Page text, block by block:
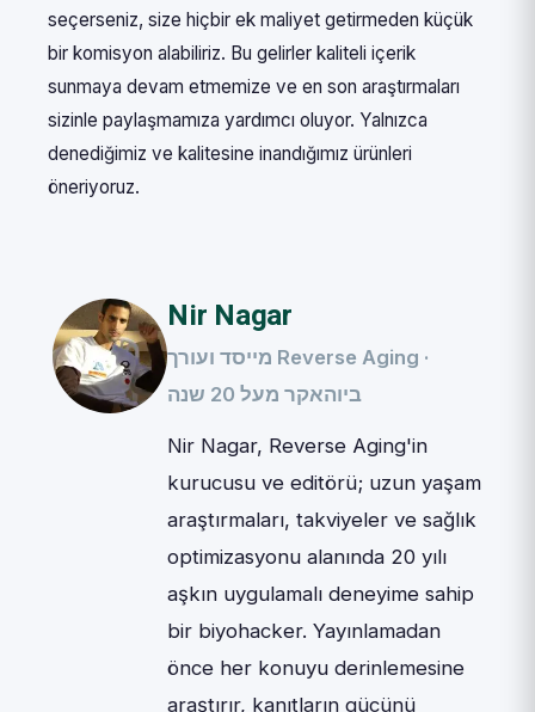
seçerseniz, size hiçbir ek maliyet getirmeden küçük
bir komisyon alabiliriz. Bu gelirler kaliteli içerik
sunmaya devam etmemize ve en son araştırmaları
sizinle paylaşmamıza yardımcı oluyor. Yalnızca
denediğimiz ve kalitesine inandığımız ürünleri
öneriyoruz.
Nir Nagar
מייסד ועורך Reverse Aging ·
ביוהאקר מעל 20 שנה
Nir Nagar, Reverse Aging'in
kurucusu ve editörü; uzun yaşam
araştırmaları, takviyeler ve sağlık
optimizasyonu alanında 20 yılı
aşkın uygulamalı deneyime sahip
bir biyohacker. Yayınlamadan
önce her konuyu derinlemesine
araştırır, kanıtların gücünü